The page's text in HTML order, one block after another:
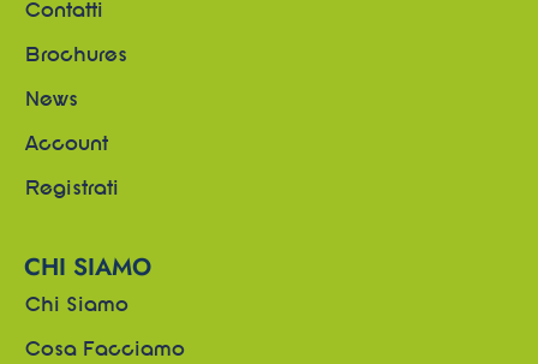
Contatti
Brochures
News
Account
Registrati
CHI SIAMO
Chi Siamo
Cosa Facciamo